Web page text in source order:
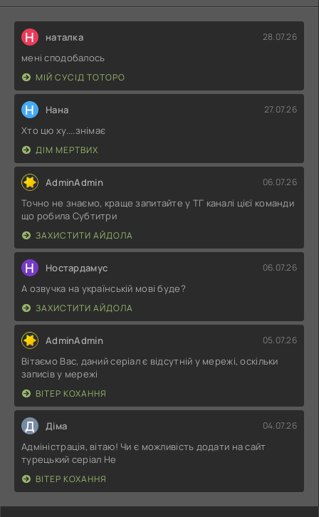
Н наталка 28.07.26
мені сподобалось
МІЙ СУСІД ТОТОРО
Н Нана 27.07.26
Хто цю ху....знімає
ДІМ МЕРТВИХ
AdminAdmin 06.07.26
Точно не знаємо, краще запитайте у ТГ каналі цієї команди
що робила Субтитри
ЗАХИСТИТИ АЙДОЛА
Н Ностардамус 06.07.26
А озвучка на українській мові буде?
ЗАХИСТИТИ АЙДОЛА
AdminAdmin 05.07.26
Вітаємо Вас, даний серіал є відсутній у мережі, оскільки
записів у мережі
ВІТЕР КОХАННЯ
Д Діма 04.07.26
Адміністрація, вітаю! Чи є можливість додати на сайт
турецький серіал Не
ВІТЕР КОХАННЯ